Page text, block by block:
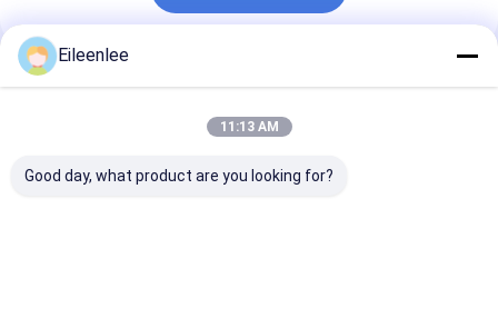
Empfohlene Produkte
Eileenlee
11:13 AM
Good day, what product are you looking for?